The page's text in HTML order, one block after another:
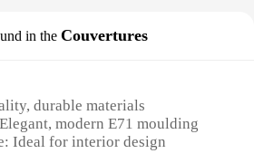
in the Couvertures
durable materials
modern E71 moulding
Ideal for interior design